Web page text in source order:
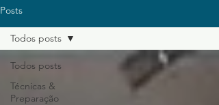
Posts
Todos posts
Técnicas &
Preparação
Todos posts